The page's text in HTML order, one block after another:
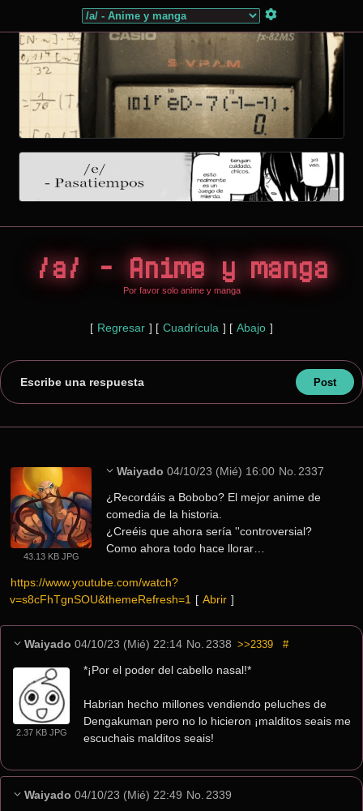
/a/ - Anime y manga
Por favor solo anime y manga
[ Regresar ] [ Cuadrícula ] [ Abajo ]
Escribe una respuesta
43.13 KB JPG
Waiyado 04/10/23 (Mié) 16:00 No. 2337
¿Recordáis a Bobobo? El mejor anime de
comedia de la historia.
¿Creéis que ahora sería ''controversial?
Como ahora todo hace llorar…
https://www.youtube.com/watch?
v=s8cFhTgnSOU&themeRefresh=1 [ Abrir ]
Waiyado 04/10/23 (Mié) 22:14 No. 2338 >>2339 #
2.37 KB JPG
*¡Por el poder del cabello nasal!*
Habrian hecho millones vendiendo peluches de
Dengakuman pero no lo hicieron ¡malditos seais me
escuchais malditos seais!
Waiyado 04/10/23 (Mié) 22:49 No. 2339